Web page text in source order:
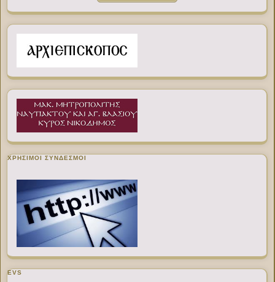
ΧΡΉΣΙΜΟΙ ΣΎΝΔΕΣΜΟΙ
EVS